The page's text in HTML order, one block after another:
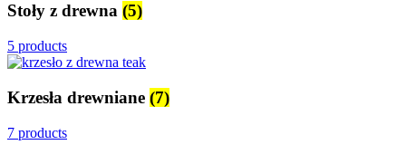
Stoły z drewna (5)
5 products
Krzesła drewniane (7)
7 products